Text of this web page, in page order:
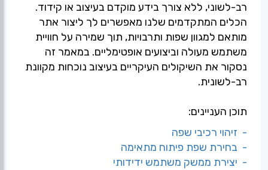
רב-לשוני, ללא צורך בידע מוקדם בעיצוב או קידוד.
הכלים המתקדמים שלנו מאפשרים לך ליצור אתר
מותאם למגוון שפות ותרבויות, תוך שמירה על חוויית
משתמש מעולה וביצועים אופטימליים. במאמר זה
נסקור את השיקולים העיקריים בעיצוב נוכחות מקוונת
רב-לשונית.
תוכן העניינים:
- זיהוי רכיבי שפה
- בחירת שפת פיתוח מתאימה
- יצירת ממשק משתמש ידידותי